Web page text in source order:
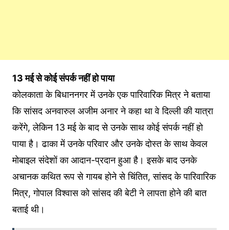
13 मई से कोई संपर्क नहीं हो पाया
कोलकाता के बिधाननगर में उनके एक पारिवारिक मित्र ने बताया
कि सांसद अनवारुल अजीम अनार ने कहा था वे दिल्ली की यात्रा
करेंगे, लेकिन 13 मई के बाद से उनके साथ कोई संपर्क नहीं हो
पाया है। ढाका में उनके परिवार और उनके दोस्त के साथ केवल
मोबाइल संदेशों का आदान-प्रदान हुआ है। इसके बाद उनके
अचानक कथित रूप से गायब होने से चिंतित, सांसद के पारिवारिक
मित्र, गोपाल विश्वास को सांसद की बेटी ने लापता होने की बात
बताई थी।